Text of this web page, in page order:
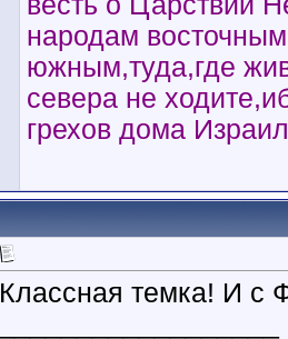
народам
южным,туда,где
севера не
грехов дома
Классная темка! И с